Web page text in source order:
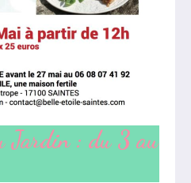
Jardin : du 3 au